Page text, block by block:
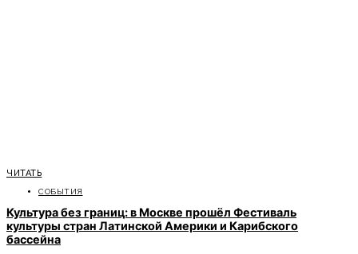
ЧИТАТЬ
СОБЫТИЯ
Культура без границ: в Москве прошёл Фестиваль
культуры стран Латинской Америки и Карибского
бассейна